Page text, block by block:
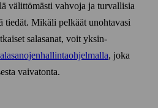
välittömästi vahvoja ja turvallisia
tiedät. Mikäli pelkäät unohtavasi
sala­sanat, voit yksin­
, joka
vaivatonta.